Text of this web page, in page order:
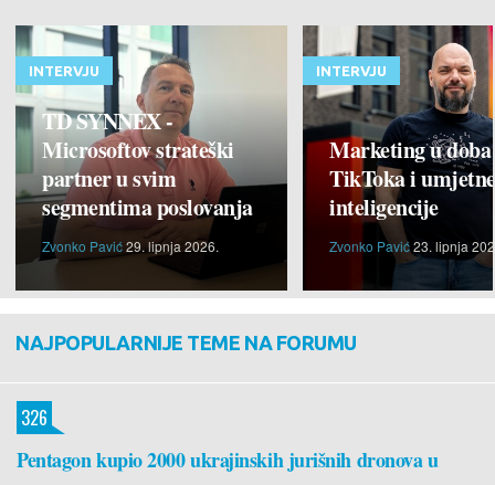
INTERVJU
TD SYNNEX -
Microsoftov strateški
partner u svim
segmentima poslovanja
Zvonko Pavić29. lipnja 2026.
INTERVJU
Marketing u doba
TikToka i umjetne
inteligencije
Zvonko Pavić23. lipnja
NAJPOPULARNIJE TEME NA FORUMU
Pentagon kupio 2000 ukrajinskih jurišnih dronova u
326